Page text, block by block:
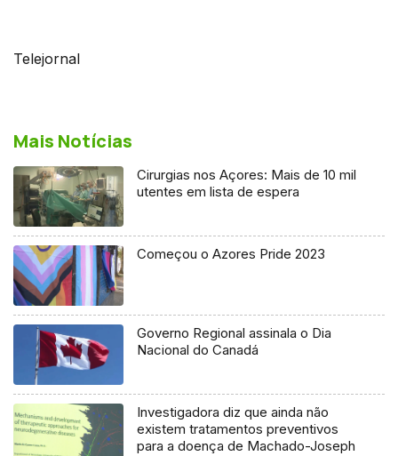
Telejornal
Mais Notícias
Cirurgias nos Açores: Mais de 10 mil
utentes em lista de espera
Começou o Azores Pride 2023
Governo Regional assinala o Dia
Nacional do Canadá
Investigadora diz que ainda não
existem tratamentos preventivos
para a doença de Machado-Joseph